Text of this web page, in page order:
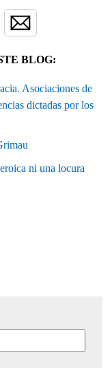
BLOG:
Asociaciones de
dictadas por los
ni una locura